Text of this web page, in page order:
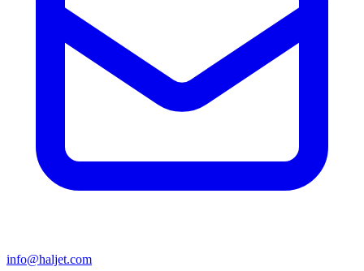
info@haljet.com